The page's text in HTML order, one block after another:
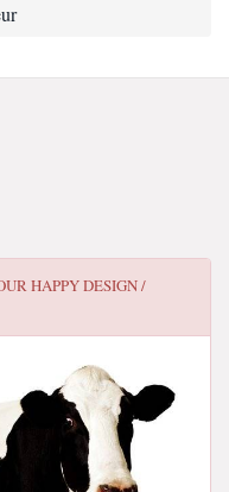
HAPPY DESIGN /